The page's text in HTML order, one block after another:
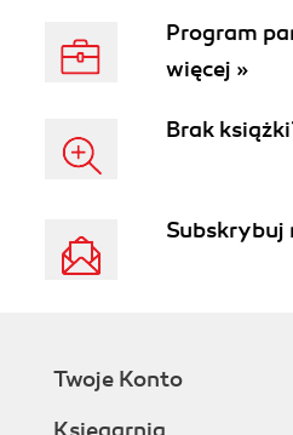
Program
więcej »
Brak
Subskrybuj
Twoje Konto